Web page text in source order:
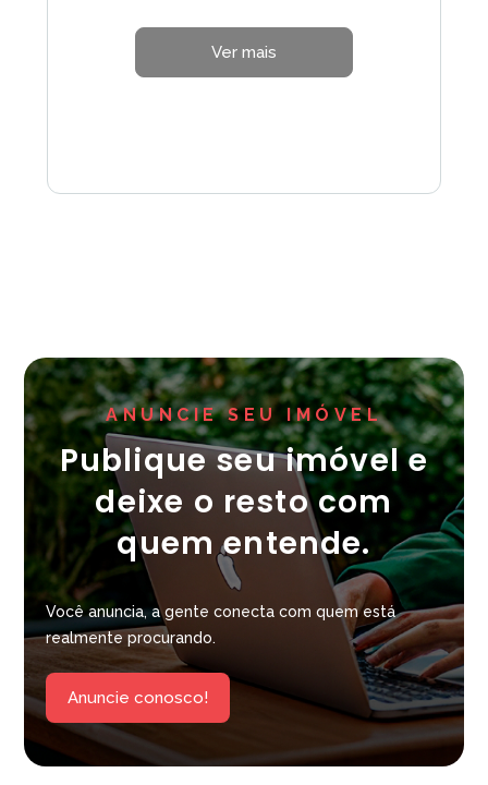
Ver mais
ANUNCIE SEU IMÓVEL
Publique seu imóvel e
deixe o resto com
quem entende.
Você anuncia, a gente conecta com quem está
realmente procurando.
Anuncie conosco!